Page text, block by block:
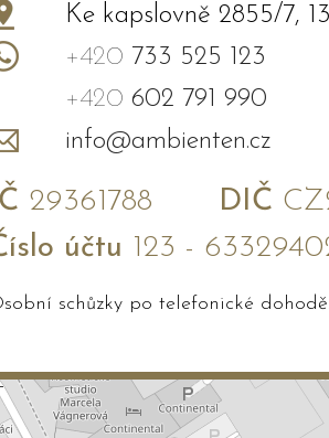
Ke kapslovně 2855/7,
+420 733 525 123
+420 602 791 990
info@ambienten.cz
29361788 DIČ
účtu 123 -
schůzky po telefonické dohodě.